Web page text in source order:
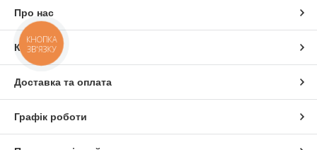
Про нас
Контакти
Доставка та оплата
Графік роботи
КНОПКА
ЗВ'ЯЗКУ